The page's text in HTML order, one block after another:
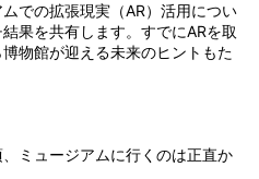
での拡張現実（AR）活用につい
果を共有します。すでにARを取
物館が迎える未来のヒントもた
ミュージアムに行くのは正直か